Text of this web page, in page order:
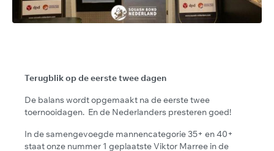
Terugblik op de eerste twee dagen
De balans wordt opgemaakt na de eerste twee
toernooidagen. En de Nederlanders presteren goed!
In de samengevoegde mannencategorie 35+ en 40+
staat onze nummer 1 geplaatste Viktor Marree in de